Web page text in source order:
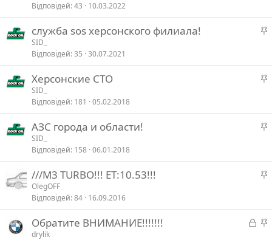
л
и
Відповідей 43 10.03.2022
В
л
и
служба sos херсонского филиала!
SID_
Відповідей 35 30.07.2021
В
л
и
Херсонские СТО
SID_
Відповідей 181 05.02.2018
В
л
и
АЗС города и области!
SID_
Відповідей 158 06.01.2018
В
л
и
///M3 TURBO!!! ET:10.53!!!
OlegOFF
Відповідей 84 16.09.2016
З
В
Обратите ВНИМАНИЕ!!!!!!!
drylik